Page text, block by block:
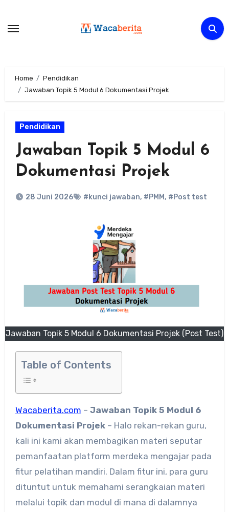
content
Home
Pendidikan
Jawaban Topik 5 Modul 6 Dokumentasi Projek
Pendidikan
Jawaban Topik 5 Modul 6
Dokumentasi Projek
28 Juni 2026 #kunci jawaban, #PMM, #Post test
Jawaban Topik 5 Modul 6 Dokumentasi Projek (Post Test)
Table of Contents
Wacaberita.com – Jawaban Topik 5 Modul 6
Dokumentasi Projek – Halo rekan-rekan guru,
kali ini kami akan membagikan materi seputar
pemanfaatan platform merdeka mengajar pada
fitur pelatihan mandiri. Dalam fitur ini, para guru
dituntut untuk memahami serangkaian materi
melalui topik dan modul di mana di dalamnya